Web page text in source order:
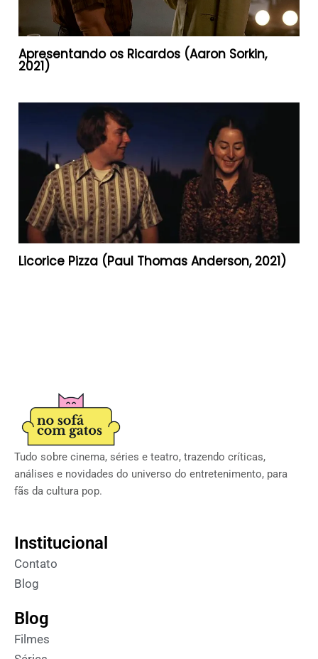
Apresentando os Ricardos (Aaron Sorkin,
2021)
Licorice Pizza (Paul Thomas Anderson, 2021)
Tudo sobre cinema, séries e teatro, trazendo críticas,
análises e novidades do universo do entretenimento, para
fãs da cultura pop.
Institucional
Contato
Blog
Blog
Filmes